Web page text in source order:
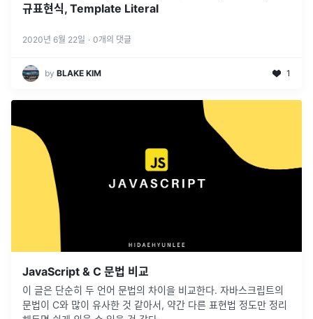
규표현식, Template Literal
2020년 6월 22일 · 0개의 댓글
by BLAKE KIM 1
JavaScript & C 문법 비교
이 글은 단순히 두 언어 문법의 차이을 비교한다. 자바스크립트의
문법이 C와 많이 유사한 것 같아서, 약간 다른 표현법 정도만 정리